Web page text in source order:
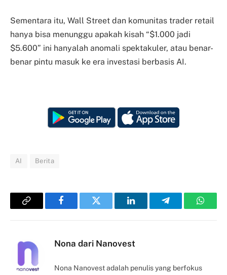
Sementara itu, Wall Street dan komunitas trader retail
hanya bisa menunggu apakah kisah “$1.000 jadi
$5.600” ini hanyalah anomali spektakuler, atau benar-
benar pintu masuk ke era investasi berbasis AI.
AI Berita
Copy
FacebookTwitter LinkedInTelegram
Nona dari Nanovest
Nona Nanovest adalah penulis yang berfokus